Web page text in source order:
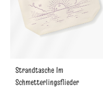
Strandtasche Im
Schmetterlingsflieder